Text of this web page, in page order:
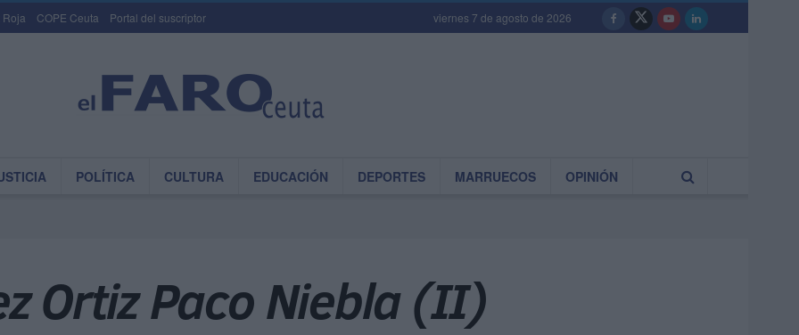
Roja COPE Ceuta Portal del suscriptor viernes 7 de agosto de 2026
POLÍTICA CULTURA EDUCACIÓN DEPORTES MARRUECOS OPINIÓN
Ortiz Paco Niebla (II)